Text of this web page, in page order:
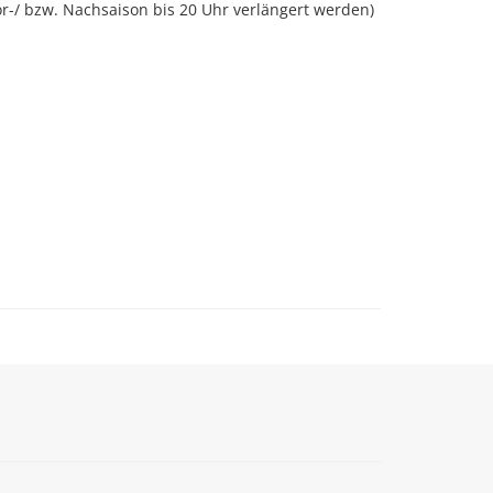
bzw. Nachsaison bis 20 Uhr verlängert werden)